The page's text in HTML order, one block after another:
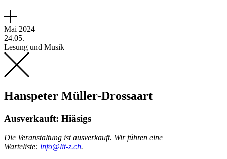
Mai 2024
24.05.
Lesung und Musik
Hanspeter Müller-Drossaart
Ausverkauft: Hiäsigs
Die Veranstaltung ist ausverkauft. Wir führen eine
Warteliste: info@lit-z.ch.